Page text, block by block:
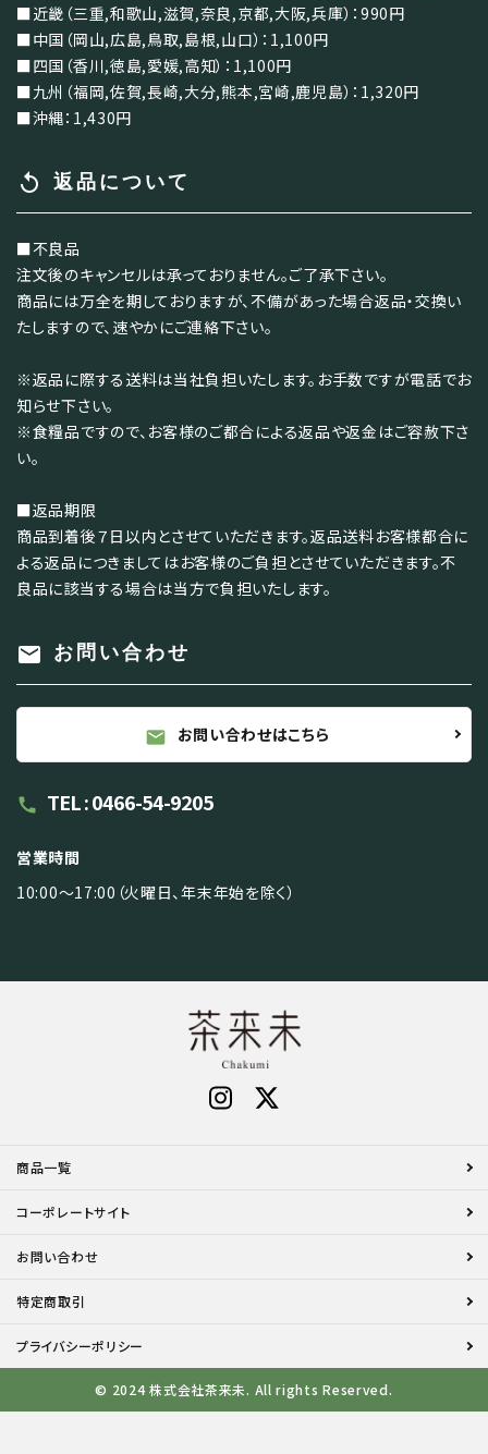
■近畿（三重,和歌山,滋賀,奈良,京都,大阪,兵庫）：990円
■中国（岡山,広島,鳥取,島根,山口）：1,100円
■四国（香川,徳島,愛媛,高知）：1,100円
■九州（福岡,佐賀,長崎,大分,熊本,宮崎,鹿児島）：1,320円
■沖縄：1,430円
replay 返品について
■不良品
注文後のキャンセルは承っておりません。ご了承下さい。
商品には万全を期しておりますが、不備があった場合返品・交換い
たしますので、速やかにご連絡下さい。
※返品に際する送料は当社負担いたします。お手数ですが電話でお
知らせ下さい。
※食糧品ですので、お客様のご都合による返品や返金はご容赦下さ
い。
■返品期限
商品到着後７日以内とさせていただきます。返品送料お客様都合に
よる返品につきましてはお客様のご負担とさせていただきます。不
良品に該当する場合は当方で負担いたします。
mail お問い合わせ
mail お問い合わせはこちら
call TEL : 0466-54-9205
営業時間
10:00～17:00（火曜日、年末年始を除く）
商品一覧
コーポレートサイト
お問い合わせ
特定商取引
プライバシーポリシー
© 2024 株式会社茶来未. All rights Reserved.